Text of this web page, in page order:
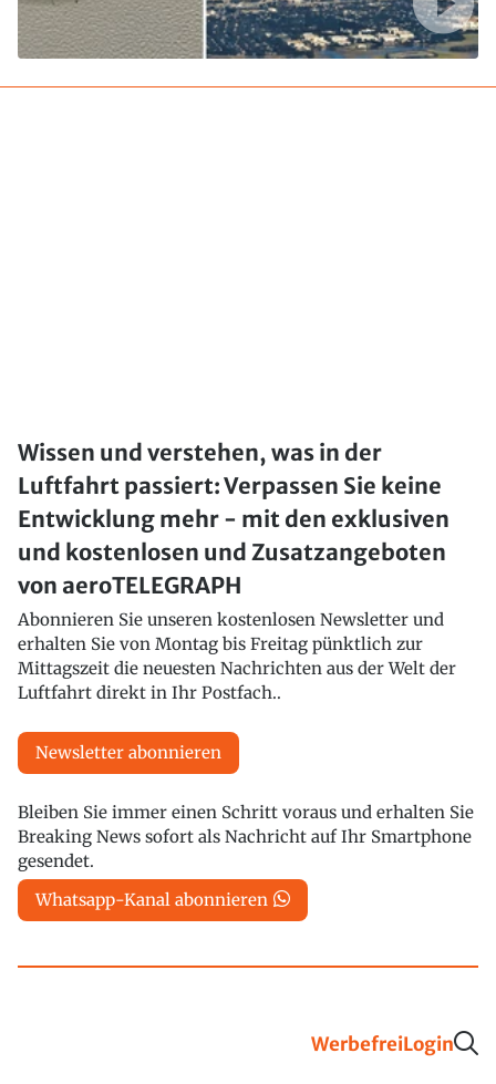
Wissen und verstehen, was in der
Luftfahrt passiert: Verpassen Sie keine
Entwicklung mehr - mit den exklusiven
und kostenlosen und Zusatzangeboten
von aeroTELEGRAPH
Abonnieren Sie unseren kostenlosen Newsletter und
erhalten Sie von Montag bis Freitag pünktlich zur
Mittagszeit die neuesten Nachrichten aus der Welt der
Luftfahrt direkt in Ihr Postfach..
Newsletter abonnieren
Bleiben Sie immer einen Schritt voraus und erhalten Sie
Breaking News sofort als Nachricht auf Ihr Smartphone
gesendet.
Whatsapp-Kanal abonnieren
WerbefreiLogin